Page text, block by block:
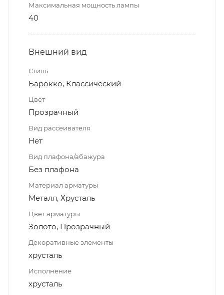
Максимальная мощность лампы
40
Внешний вид
Стиль
Барокко, Классический
Цвет
Прозрачный
Вид рассеивателя
Нет
Вид плафона/абажура
Без плафона
Материал арматуры
Металл, Хрусталь
Цвет арматуры
Золото, Прозрачный
Декоративные элементы
хрусталь
Исполнение
хрусталь